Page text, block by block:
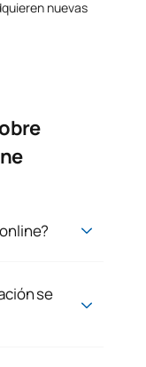
se
nuevas